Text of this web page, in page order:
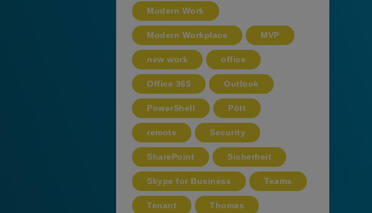
Modern Work
Modern Workplace MVP
new work office
Office 365 Outlook
PowerShell Pött
remote Security
SharePoint Sicherheit
Skype for Business Teams
Tenant Thomas